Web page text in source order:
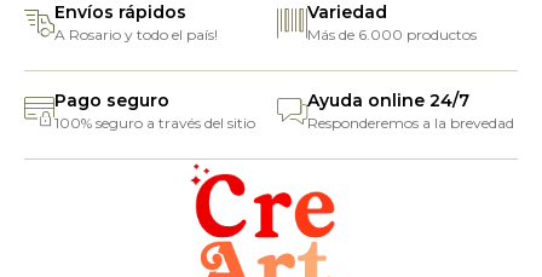
Envíos rápidos
A Rosario y todo el país!
Variedad
Más de 6.000 productos
Pago seguro
100% seguro a través del sitio
Ayuda online 24/7
Responderemos a la brevedad